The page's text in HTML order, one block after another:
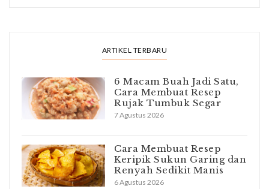
ARTIKEL TERBARU
6 Macam Buah Jadi Satu,
Cara Membuat Resep
Rujak Tumbuk Segar
7 Agustus 2026
Cara Membuat Resep
Keripik Sukun Garing dan
Renyah Sedikit Manis
6 Agustus 2026